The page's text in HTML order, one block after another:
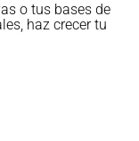
o tus bases de
haz crecer tu